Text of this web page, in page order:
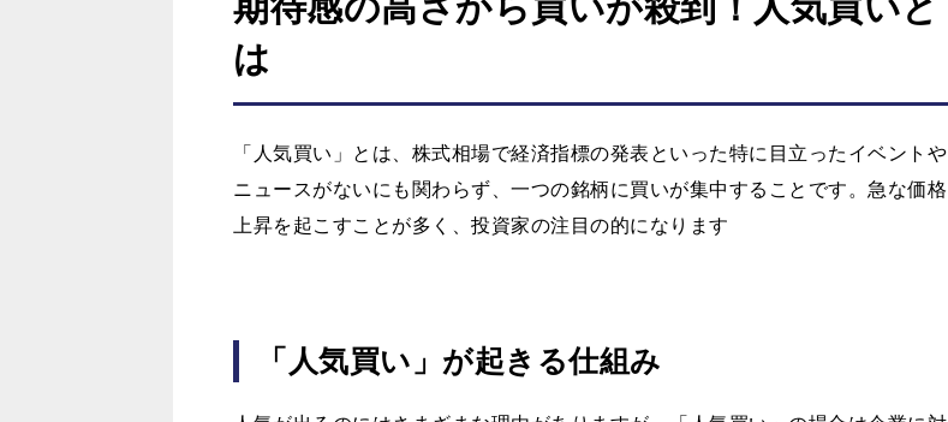
は
「人気買い」とは、株式相場で経済指標の発表といった特に目立ったイベントや
ニュースがないにも関わらず、一つの銘柄に買いが集中することです。急な価格
上昇を起こすことが多く、投資家の注目の的になります
「人気買い」が起きる仕組み